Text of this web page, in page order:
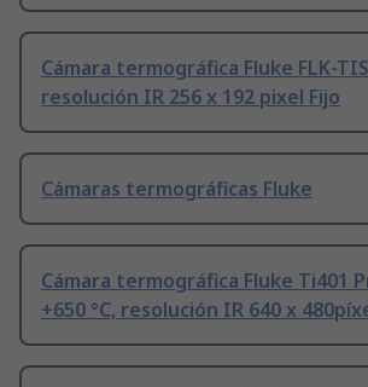
Cámara termográfica Fluke FLK-
resolución IR 256 x 192 pixel Fijo
Cámaras termográficas Fluke
Cámara termográfica Fluke Ti401
+650 °C, resolución IR 640 x